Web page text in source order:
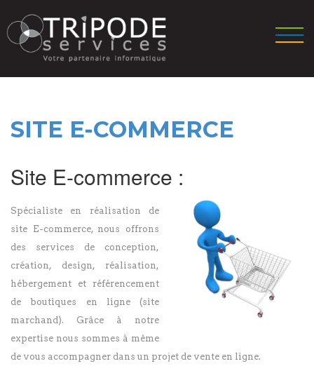
SITE E-COMMERCE
Site E-commerce :
Spécialiste en réalisation de
site E-commerce, nous offrons
des services de conception,
création, design, réalisation,
hébergement et référencement
de boutiques en ligne (site
marchand). Grâce à notre
expertise nous sommes à même
de vous accompagner dans un projet de vente en ligne.